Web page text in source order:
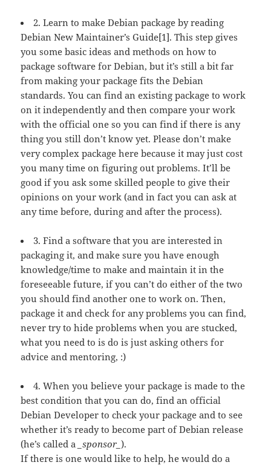
2. Learn to make Debian package by reading
Debian New Maintainer’s Guide[1]. This step gives
you some basic ideas and methods on how to
package software for Debian, but it’s still a bit far
from making your package fits the Debian
standards. You can find an existing package to work
on it independently and then compare your work
with the official one so you can find if there is any
thing you still don’t know yet. Please don’t make
very complex package here because it may just cost
you many time on figuring out problems. It’ll be
good if you ask some skilled people to give their
opinions on your work (and in fact you can ask at
any time before, during and after the process).
3. Find a software that you are interested in
packaging it, and make sure you have enough
knowledge/time to make and maintain it in the
foreseeable future, if you can’t do either of the two
you should find another one to work on. Then,
package it and check for any problems you can find,
never try to hide problems when you are stucked,
what you need to is do is just asking others for
advice and mentoring, :)
4. When you believe your package is made to the
best condition that you can do, find an official
Debian Developer to check your package and to see
whether it’s ready to become part of Debian release
(he’s called a _sponsor_).
If there is one would like to help, he would do a